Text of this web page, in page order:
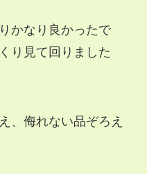
かなり良かったで
り見て回りました
、侮れない品ぞろえ